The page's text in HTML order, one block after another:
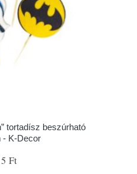
tortadísz beszúrható
- K-Decor
Ft